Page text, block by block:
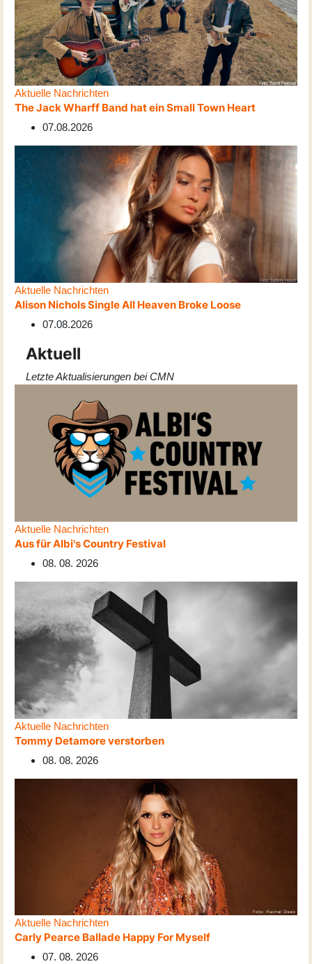
Aktuelle Nachrichten
The Jack Wharff Band hat ein Small Town Heart
07.08.2026
Aktuelle Nachrichten
Alison Nichols Single All Heaven Broke Loose
07.08.2026
Aktuell
Letzte Aktualisierungen bei CMN
Aktuelle Nachrichten
Aus für Albi's Country Festival
08. 08. 2026
Aktuelle Nachrichten
Tommy Detamore verstorben
08. 08. 2026
Aktuelle Nachrichten
Carly Pearce Ballade Happy For Myself
07. 08. 2026